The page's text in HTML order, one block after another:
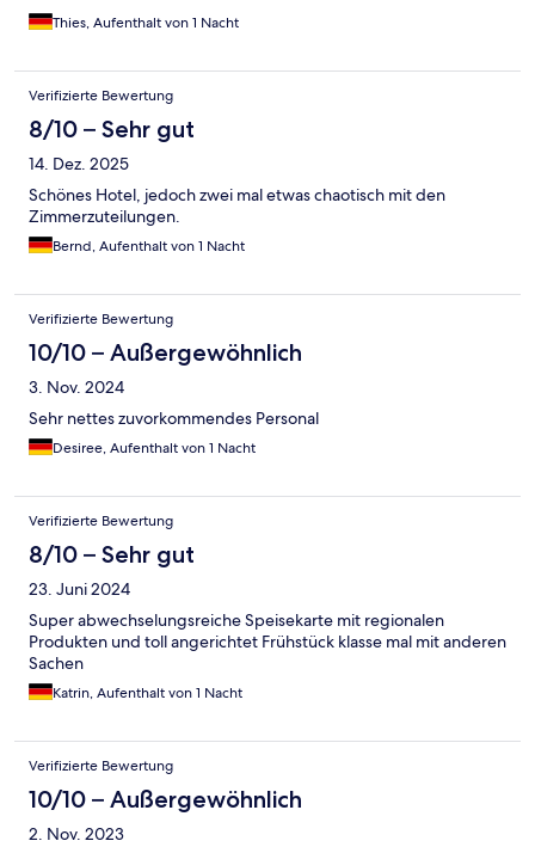
Thies, Aufenthalt von 1 Nacht
Verifizierte Bewertung
8/10 – Sehr gut
14. Dez. 2025
Schönes Hotel, jedoch zwei mal etwas chaotisch mit den
Zimmerzuteilungen.
Bernd, Aufenthalt von 1 Nacht
Verifizierte Bewertung
10/10 – Außergewöhnlich
3. Nov. 2024
Sehr nettes zuvorkommendes Personal
Desiree, Aufenthalt von 1 Nacht
Verifizierte Bewertung
8/10 – Sehr gut
23. Juni 2024
Super abwechselungsreiche Speisekarte mit regionalen
Produkten und toll angerichtet Frühstück klasse mal mit anderen
Sachen
Katrin, Aufenthalt von 1 Nacht
Verifizierte Bewertung
10/10 – Außergewöhnlich
2. Nov. 2023